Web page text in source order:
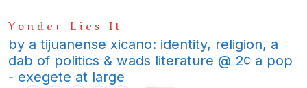
to
content
Yonder Lies It
by a tijuanense xicano: identity, religion, a
dab of politics & wads literature @ 2¢ a pop
- exegete at large